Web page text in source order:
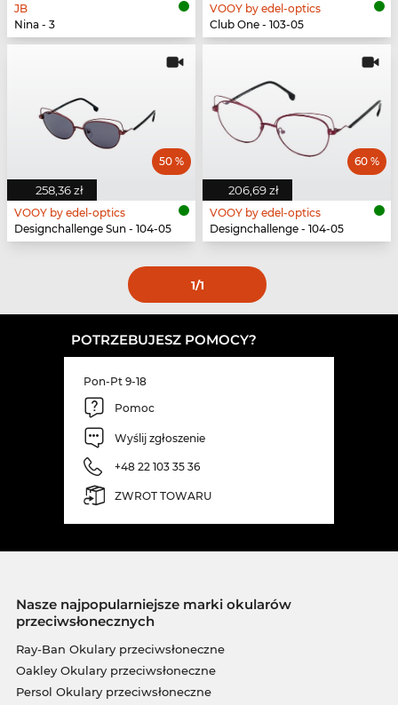
JB
Nina - 3
VOOY by edel-optics
Club One - 103-05
258,36 zł
50 %
VOOY by edel-optics
Designchallenge Sun - 104-05
206,69 zł
60 %
VOOY by edel-optics
Designchallenge - 104-05
1/1
POTRZEBUJESZ POMOCY?
Pon-Pt 9-18
Pomoc
Wyślij zgłoszenie
+48 22 103 35 36
ZWROT TOWARU
Nasze najpopularniejsze marki okularów
przeciwsłonecznych
Ray-Ban Okulary przeciwsłoneczne
Oakley Okulary przeciwsłoneczne
Persol Okulary przeciwsłoneczne